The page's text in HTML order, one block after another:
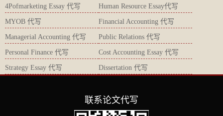
4Pofmarketing Essay 代写 Human Resource Essay代写
MYOB 代写 Financial Accounting 代写
Managerial Accounting 代写 Public Relations 代写
Personal Finance 代写 Cost Accounting Essay 代写
Strategy Essay 代写 Dissertation 代写
联系论文代写